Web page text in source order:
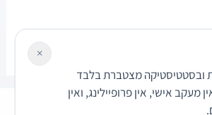
ובסטטיסטיקה מצטברת בלבד
מעקב אישי, אין פרופיילינג, ואין
×